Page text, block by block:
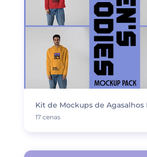
Kit de Mockups de Agasalhos
17 cenas